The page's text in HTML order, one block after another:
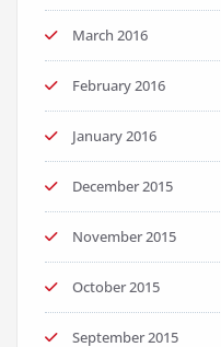
March 2016
February 2016
January 2016
December 2015
November 2015
October 2015
September 2015